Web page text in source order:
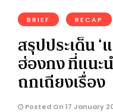
BRIEF RECAP
สรุปประเด็น
ฮ่องกง ที่แนะ
ถกเถียงเรื่อ
Posted On 17 January